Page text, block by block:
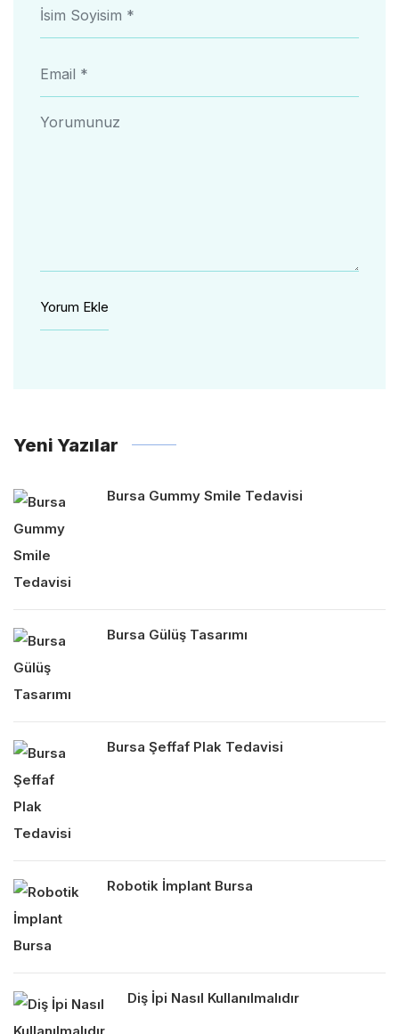
Yeni Yazılar
Bursa Gummy Smile Tedavisi
Bursa Gülüş Tasarımı
Bursa Şeffaf Plak Tedavisi
Robotik İmplant Bursa
Diş İpi Nasıl Kullanılmalıdır